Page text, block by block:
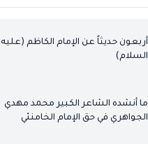
أربعون حديثاً عن الإمام الكاظم (عليه
السلام)
ما أنشده الشاعر الكبير محمد مهدي
الجواهري في حق الإمام الخامنئي